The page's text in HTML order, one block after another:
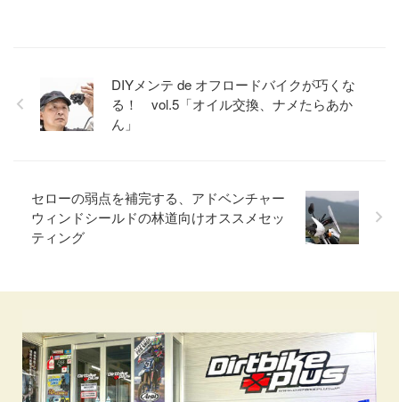
DIYメンテ de オフロードバイクが巧くな
る！ vol.5「オイル交換、ナメたらあか
ん」
セローの弱点を補完する、アドベンチャー
ウィンドシールドの林道向けオススメセッ
ティング